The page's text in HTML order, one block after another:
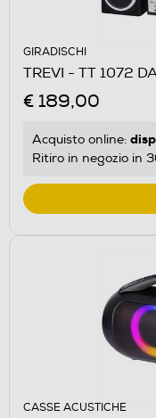
GIRADISCHI
TREVI - TT 1072
€ 189,00
Acquisto online:
Ritiro in negozio in
CASSE ACUSTICHE